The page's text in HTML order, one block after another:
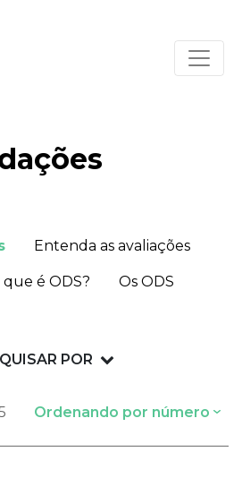
Entenda as avaliações
que é ODS? Os ODS
POR
Ordenando por número